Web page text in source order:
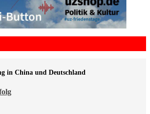
in China und Deutschland